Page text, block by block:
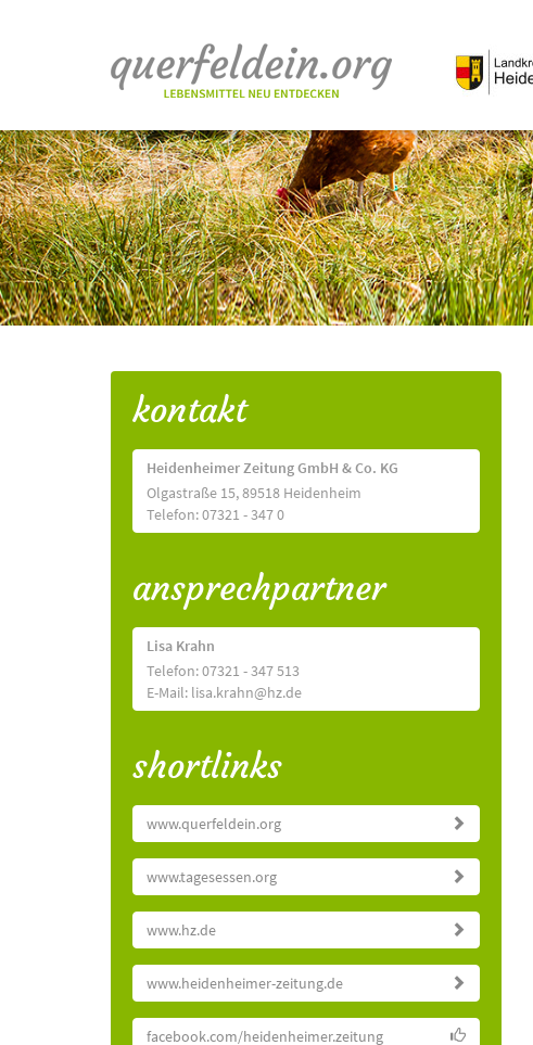
kontakt
Heidenheimer Zeitung GmbH & Co. KG
Olgastraße 15, 89518 Heidenheim
Telefon: 07321 - 347 0
ansprechpartner
Lisa Krahn
Telefon: 07321 - 347 513
E-Mail: lisa.krahn@hz.de
shortlinks
www.querfeldein.org
www.tagesessen.org
www.hz.de
www.heidenheimer-zeitung.de
facebook.com/heidenheimer.zeitung